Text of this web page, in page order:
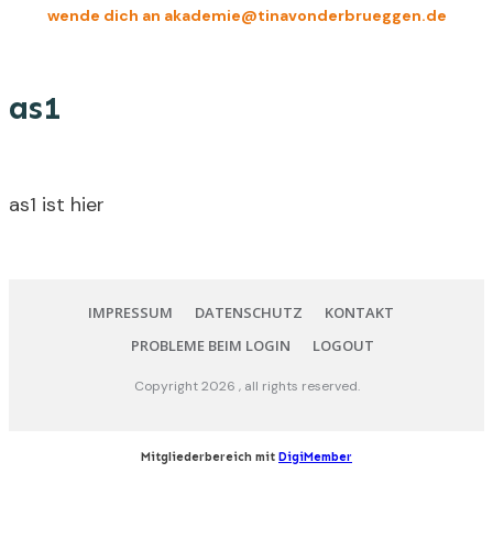
wende dich an akademie@tinavonderbrueggen.de
as1
as1 ist hier
IMPRESSUM DATENSCHUTZ
KONTAKT
PROBLEME BEIM LOGIN
LOGOUT
Copyright2026 , all rights reserved.
Mitgliederbereich mit DigiMember